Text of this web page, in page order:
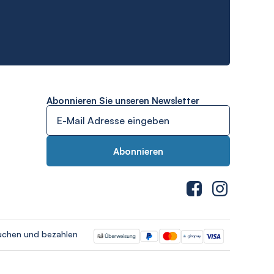
Abonnieren Sie unseren Newsletter
und bezahlen